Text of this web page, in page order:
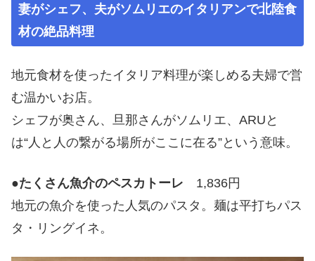
妻がシェフ、夫がソムリエのイタリアンで北陸食
材の絶品料理
地元食材を使ったイタリア料理が楽しめる夫婦で営
む温かいお店。
シェフが奥さん、旦那さんがソムリエ、ARUと
は“人と人の繋がる場所がここに在る”という意味。
●たくさん魚介のペスカトーレ 1,836円
地元の魚介を使った人気のパスタ。麺は平打ちパス
タ・リングイネ。